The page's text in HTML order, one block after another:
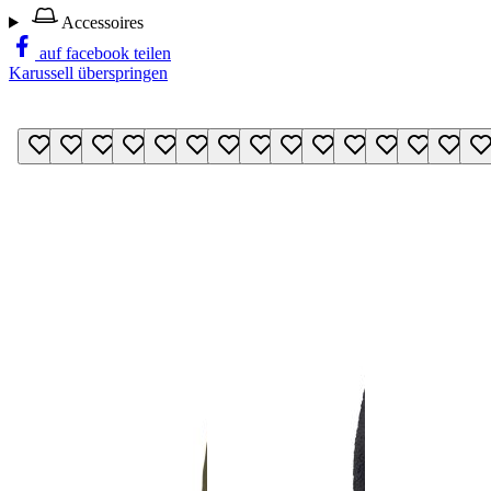
Accessoires
auf facebook teilen
Karussell überspringen